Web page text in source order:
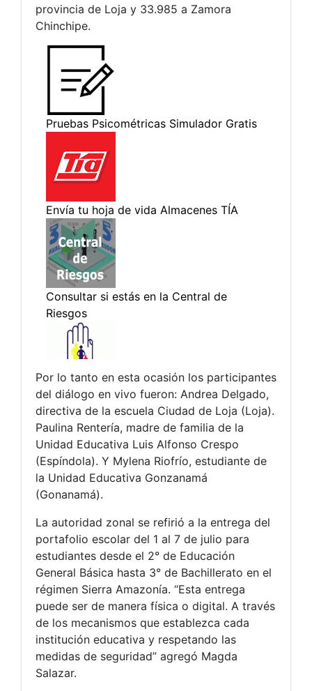
provincia de Loja y 33.985 a Zamora
Chinchipe.
Por lo tanto en esta ocasión los participantes
del diálogo en vivo fueron: Andrea Delgado,
directiva de la escuela Ciudad de Loja (Loja).
Paulina Rentería, madre de familia de la
Unidad Educativa Luis Alfonso Crespo
(Espíndola). Y Mylena Riofrío, estudiante de
la Unidad Educativa Gonzanamá
(Gonanamá).
La autoridad zonal se refirió a la entrega del
portafolio escolar del 1 al 7 de julio para
estudiantes desde el 2° de Educación
General Básica hasta 3° de Bachillerato en el
régimen Sierra Amazonía. “Esta entrega
puede ser de manera física o digital. A través
de los mecanismos que establezca cada
institución educativa y respetando las
medidas de seguridad” agregó Magda
Salazar.